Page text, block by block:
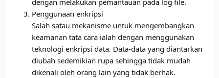
dengan melakukan pemantauan pada log file.
Penggunaan enkripsi
Salah satau mekanisme untuk mengembangkan
keamanan tata cara ialah dengan menggunakan
teknologi enkripsi data. Data-data yang diantarkan
diubah sedemikian rupa sehingga tidak mudah
dikenali oleh orang lain yang tidak berhak.